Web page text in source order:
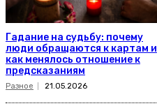
Гадание на судьбу: почему
люди обращаются к картам и
как менялось отношение к
предсказаниям
Разное 21.05.2026